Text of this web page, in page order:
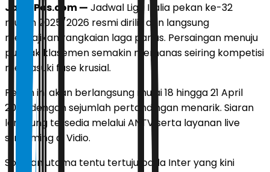
JawaPos.com — Jadwal Liga Italia pekan ke-32
musim 2025/2026 resmi dirilis dan langsung
menyajikan rangkaian laga panas. Persaingan menuju
puncak klasemen semakin memanas seiring kompetisi
memasuki fase krusial.
Pekan ini akan berlangsung mulai 18 hingga 21 April
2026 dengan sejumlah pertandingan menarik. Siaran
langsung tersedia melalui ANTV serta layanan live
streaming di Vidio.
Sorotan utama tentu tertuju pada Inter yang kini